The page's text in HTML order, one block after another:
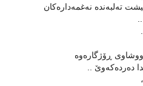
ته‌لبه‌نده‌ نه‌غمه‌داره‌كان
ڕۆژگاره‌وه‌
ده‌رده‌كه‌وێ ..